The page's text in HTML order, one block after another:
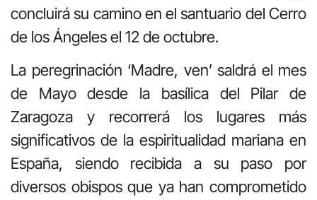
concluirá su camino en el santuario del Cerro
de los Ángeles el 12 de octubre.
La peregrinación ‘Madre, ven’ saldrá el mes
de Mayo desde la basílica del Pilar de
Zaragoza y recorrerá los lugares más
significativos de la espiritualidad mariana en
España, siendo recibida a su paso por
diversos obispos que ya han comprometido